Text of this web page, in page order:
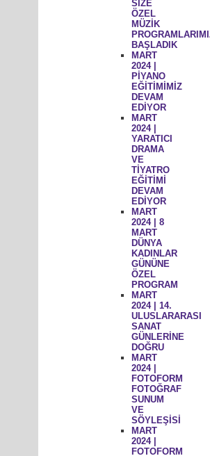
SİZE
ÖZEL
MÜZİK
BAŞLADIK
MART
2024 |
PİYANO
EĞİTİMİMİZ
DEVAM
EDİYOR
MART
2024 |
YARATICI
DRAMA
VE
TİYATRO
EĞİTİMİ
DEVAM
EDİYOR
MART
2024 | 8
MART
DÜNYA
KADINLAR
GÜNÜNE
ÖZEL
PROGRAM
MART
2024 | 14.
ULUSLARARASI
SANAT
GÜNLERİNE
DOĞRU
MART
2024 |
FOTOFORM
FOTOĞRAF
SUNUM
VE
SÖYLEŞİSİ
MART
2024 |
FOTOFORM